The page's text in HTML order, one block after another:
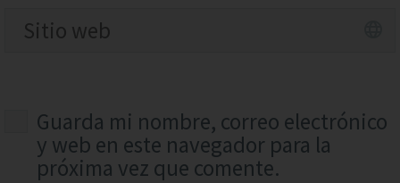
Guarda mi nombre, correo electrónico
y web en este navegador para la
próxima vez que comente.